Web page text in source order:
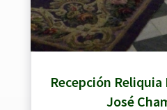
Recepción
José